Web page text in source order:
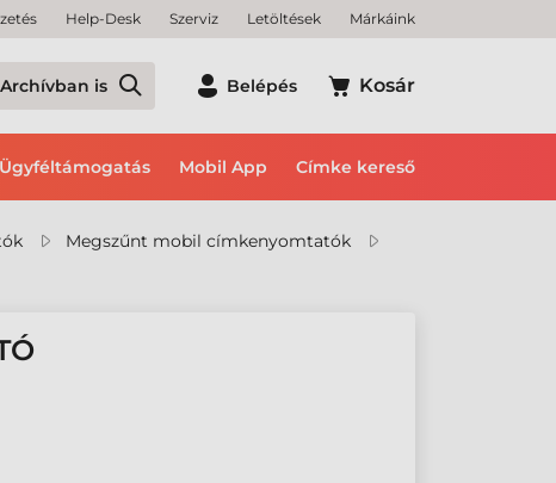
Help-Desk Szerviz Letöltések Márkáink
Archívban is Belépés Kosár
Ügyféltámogatás Mobil App Címke kereső
Megszűnt mobil címkenyomtatók